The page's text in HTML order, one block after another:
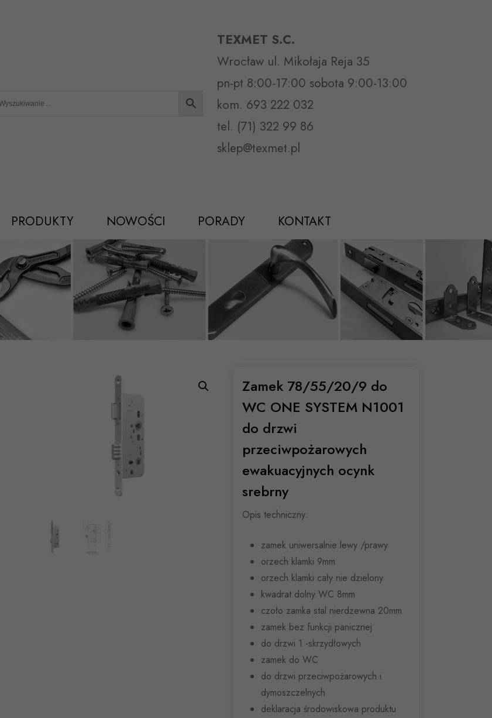
TEXMET S.C.
Wrocław ul. Mikołaja Reja 35
pn-pt 8:00-17:00 sobota 9:00-13:00
kom. 693 222 032
tel. (71) 322 99 86
sklep@texmet.pl
PRODUKTY NOWOŚCI PORADY KONTAKT
Zamek 78/55/20/9 do
WC ONE SYSTEM N1001
do drzwi
przeciwpożarowych
ewakuacyjnych ocynk
srebrny
Opis techniczny:
zamek uniwersalnie lewy /prawy
orzech klamki 9mm
orzech klamki cały nie dzielony
kwadrat dolny WC 8mm
czoło zamka stal nierdzewna 20mm
zamek bez funkcji panicznej
do drzwi 1 -skrzydłowych
zamek do WC
do drzwi przeciwpożarowych i
dymoszczelnych
deklaracja środowiskowa produktu